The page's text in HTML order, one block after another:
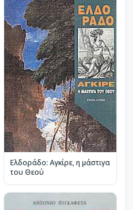
Ελδοράδο: Αγκίρε, η μάστιγα
του Θεού